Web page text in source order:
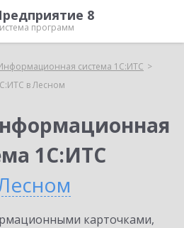
8
программ
система 1С:ИТС
в Лесном
1С:ИТС
карточками,